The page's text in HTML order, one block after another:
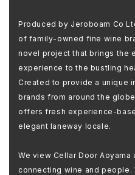
Produced by Jeroboam Co
of family-owned fine wine
novel project that brings the
experience to the bustling
Created to provide a unique
brands from around the
offers fresh experience-
elegant laneway locale.
We view Cellar Door
connecting wine and